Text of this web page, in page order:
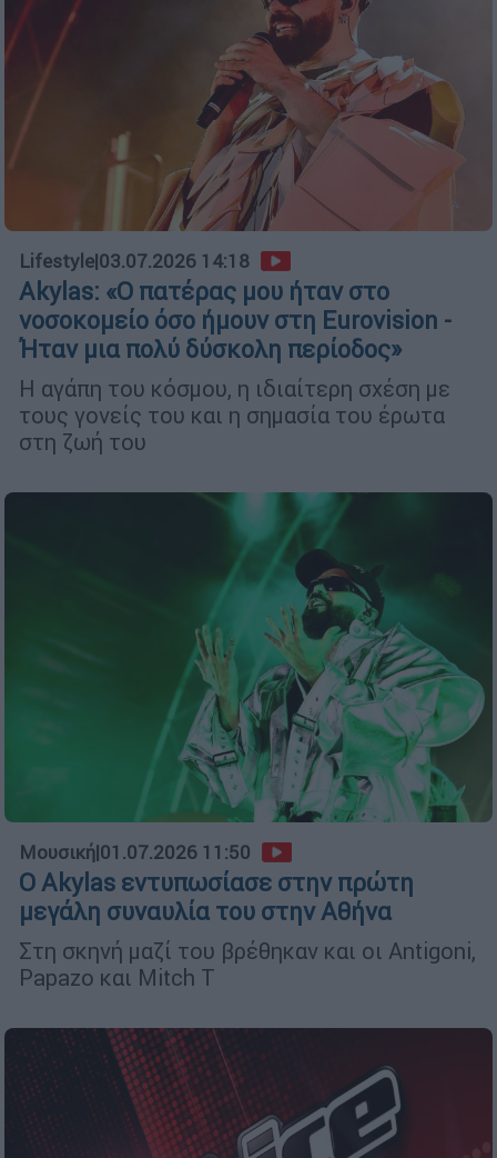
Lifestyle|03.07.2026 14:18
Akylas: «Ο πατέρας μου ήταν στο
νοσοκομείο όσο ήμουν στη Eurovision -
Ήταν μια πολύ δύσκολη περίοδος»
Η αγάπη του κόσμου, η ιδιαίτερη σχέση με
τους γονείς του και η σημασία του έρωτα
στη ζωή του
Μουσική|01.07.2026 11:50
Ο Akylas εντυπωσίασε στην πρώτη
μεγάλη συναυλία του στην Αθήνα
Στη σκηνή μαζί του βρέθηκαν και οι Antigoni,
Papazo και Mitch T